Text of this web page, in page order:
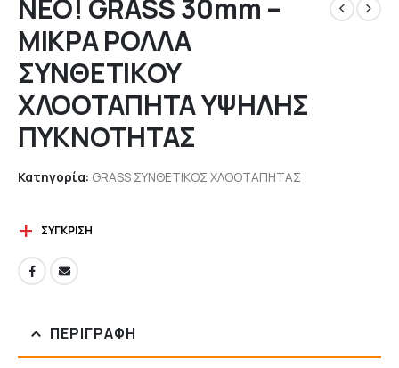
ΝΕΟ! GRASS 30mm –
ΜΙΚΡΑ ΡΟΛΛΑ
ΣΥΝΘΕΤΙΚΟΥ
ΧΛΟΟΤΑΠΗΤΑ ΥΨΗΛΗΣ
ΠΥΚΝΟΤΗΤΑΣ
Κατηγορία: GRASS ΣΥΝΘΕΤΙΚΟΣ ΧΛΟΟΤΑΠΗΤΑΣ
ΣΎΓΚΡΙΣΗ
ΠΕΡΙΓΡΑΦΉ